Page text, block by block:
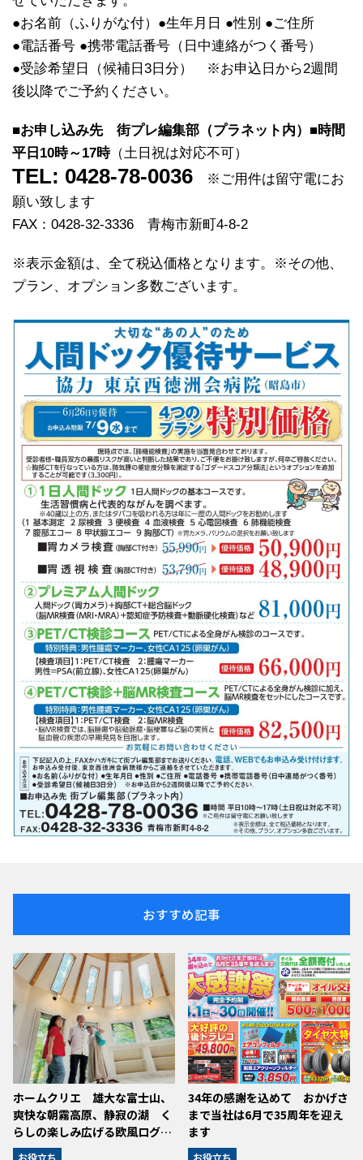
●お名前（ふりがな付）●生年月日 ●性別 ●ご住所
●電話番号 ●携帯電話番号（日中連絡がつく番号）
●受診希望日（候補日3日分） ※お申込日から2週間
後以降でご予約ください。
■お申し込み先 街プレ編集部（プラネット内）■時間
平日10時～17時（土日祝は対応不可）
TEL: 0428-78-0036
※ご用件は留守電にお
願い致します
FAX：0428-32-3336 青梅市新町4-8-2
※表示金額は、全て税込価格となります。※その他、
プラン、オプション多数ございます。
おすすめ記事
ホームクリエ 雄大な富士山、
爽快な朝霧高原、静寂の湖 く
らしの楽しみ広げる欧風ログ…
お役立ち
34年の感謝を込めて おかげさ
まで当社は6月で35周年を迎え
ます
お役立ち